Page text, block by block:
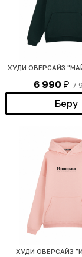
ХУДИ ОВЕРСАЙЗ
6 990 ₽ 7
Беру
ХУДИ ОВЕРСАЙЗ